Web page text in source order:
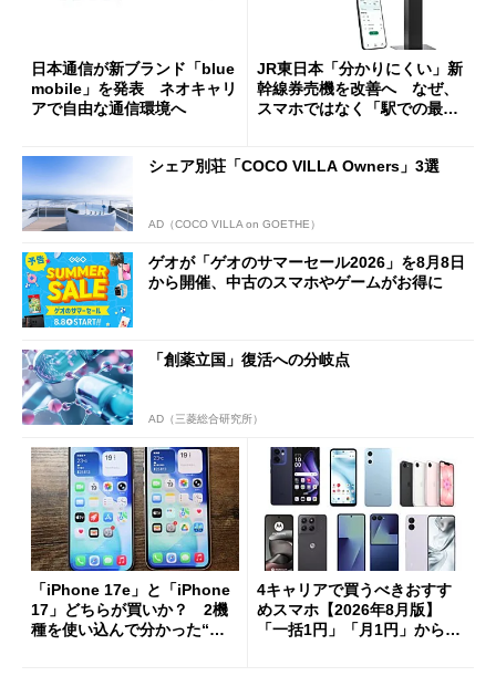
日本通信が新ブランド「blue
mobile」を発表 ネオキャリ
アで自由な通信環境へ
JR東日本「分かりにくい」新
幹線券売機を改善へ なぜ、
スマホではなく「駅での最短
シェア別荘「COCO VILLA Owners」3選
AD（COCO VILLA on GOETHE）
ゲオが「ゲオのサマーセール2026」を8月8日
から開催、中古のスマホやゲームがお得に
「創薬立国」復活への分岐点
AD（三菱総合研究所）
「iPhone 17e」と「iPhone
17」どちらが買いか？ 2機
種を使い込んで分かった“ス
4キャリアで買うべきおすす
めスマホ【2026年8月版】
「一括1円」「月1円」からお